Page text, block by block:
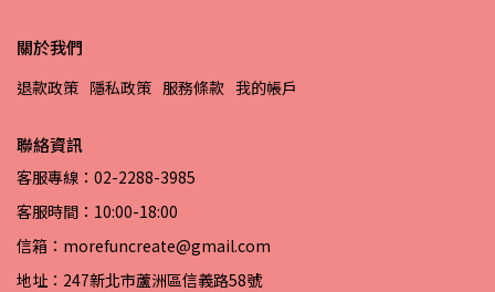
關於我們
退款政策 隱私政策 服務條款 我的帳戶
聯絡資訊
客服專線：02-2288-3985
客服時間：10:00-18:00
信箱：morefuncreate@gmail.com
地址：247新北市蘆洲區信義路58號